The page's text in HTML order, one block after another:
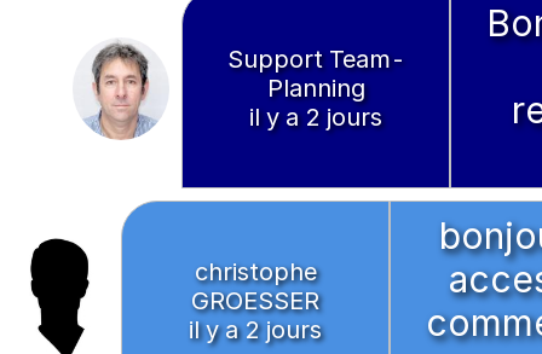
Support Team-
Planning
il y a 2 jours
christophe
GROESSER
il y a 2 jours